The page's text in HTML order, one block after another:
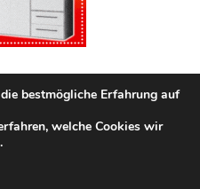
©
bestmögliche Erfahrung auf
welche Cookies wir